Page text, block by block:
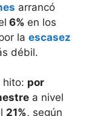
arrancó
6% en los
la escasez
débil.
hito: por
a nivel
21%, según